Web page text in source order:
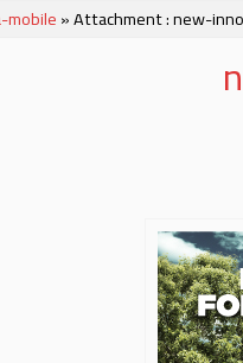
» Attachment : new-